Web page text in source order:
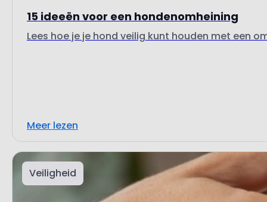
15 ideeën voor een hondenomheining
Lees hoe je je hond veilig kunt houden met een
Meer lezen
Veiligheid